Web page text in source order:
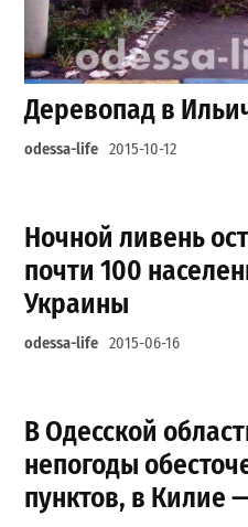
Деревопад в
odessa-life 2015-10-12
Ночной ливень
почти 100
Украины
odessa-life 2015-06-16
В Одесской
непогоды
пунктов, в Килие